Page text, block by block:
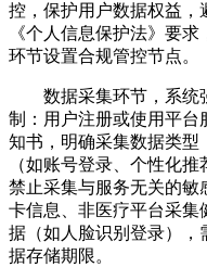
控，保护用户数据权益，
《个人信息保护法》要
环节设置合规管控节点。
数据采集环节，系统
制：用户注册或使用平台
知书，明确采集数据类型
（如账号登录、个性化
禁止采集与服务无关的敏
卡信息、非医疗平台采集
据（如人脸识别登录），
据存储期限。